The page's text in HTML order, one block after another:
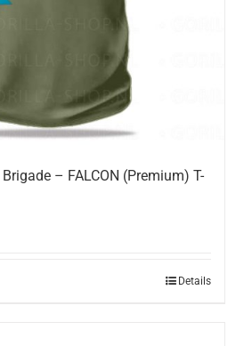
– FALCON (Premium) T-
Details